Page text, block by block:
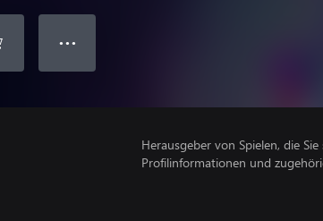
● ● ●
Herausgeber von Spielen, die
Profilinformationen und